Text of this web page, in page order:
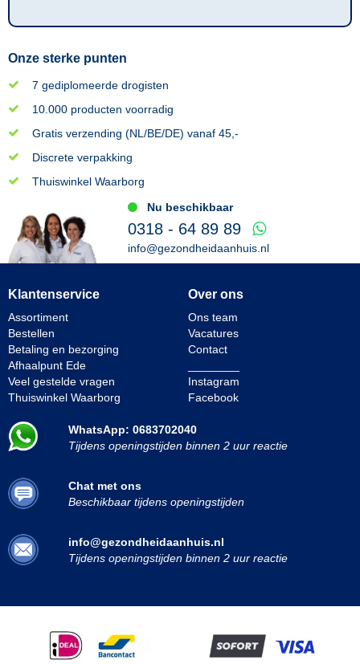
Onze sterke punten
7 gediplomeerde drogisten
10.000 producten voorradig
Gratis verzending (NL/BE/DE) vanaf 45,-
Discrete verpakking
Thuiswinkel Waarborg
Nu beschikbaar
0318 - 64 89 89
info@gezondheidaanhuis.nl
Klantenservice
Assortiment
Bestellen
Betaling en bezorging
Afhaalpunt Ede
Veel gestelde vragen
Thuiswinkel Waarborg
Over ons
Ons team
Vacatures
Contact
Instagram
Facebook
WhatsApp: 0683702040
Tijdens openingstijden binnen 2 uur reactie
Chat met ons
Beschikbaar tijdens openingstijden
info@gezondheidaanhuis.nl
Tijdens openingstijden binnen 2 uur reactie